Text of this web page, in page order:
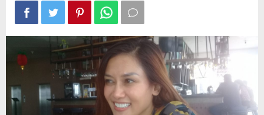
Petani
Kalbar